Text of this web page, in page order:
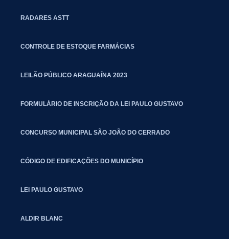
RADARES ASTT
CONTROLE DE ESTOQUE FARMÁCIAS
LEILÃO PÚBLICO ARAGUAÍNA 2023
FORMULÁRIO DE INSCRIÇÃO DA LEI PAULO GUSTAVO
CONCURSO MUNICIPAL SÃO JOÃO DO CERRADO
CÓDIGO DE EDIFICAÇÕES DO MUNICÍPIO
LEI PAULO GUSTAVO
ALDIR BLANC